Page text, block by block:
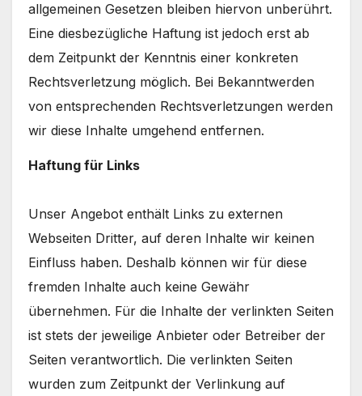
allgemeinen Gesetzen bleiben hiervon unberührt.
Eine diesbezügliche Haftung ist jedoch erst ab
dem Zeitpunkt der Kenntnis einer konkreten
Rechtsverletzung möglich. Bei Bekanntwerden
von entsprechenden Rechtsverletzungen werden
wir diese Inhalte umgehend entfernen.
Haftung für Links
Unser Angebot enthält Links zu externen
Webseiten Dritter, auf deren Inhalte wir keinen
Einfluss haben. Deshalb können wir für diese
fremden Inhalte auch keine Gewähr
übernehmen. Für die Inhalte der verlinkten Seiten
ist stets der jeweilige Anbieter oder Betreiber der
Seiten verantwortlich. Die verlinkten Seiten
wurden zum Zeitpunkt der Verlinkung auf